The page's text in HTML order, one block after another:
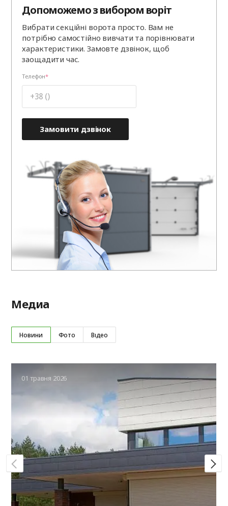
Допоможемо з вибором воріт
Вибрати секційні ворота просто. Вам не
потрібно самостійно вивчати та порівнювати
характеристики. Замовте дзвінок, щоб
заощадити час.
Телефон
Замовити дзвінок
Медиа
Новини Фото Відео
01 травня 2026